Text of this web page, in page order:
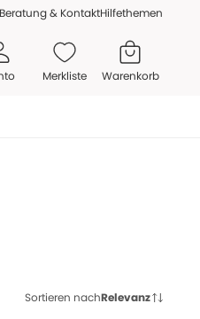
Beratung & KontaktHilfethemen
Merkliste Warenkorb
Sortieren nachRelevanz